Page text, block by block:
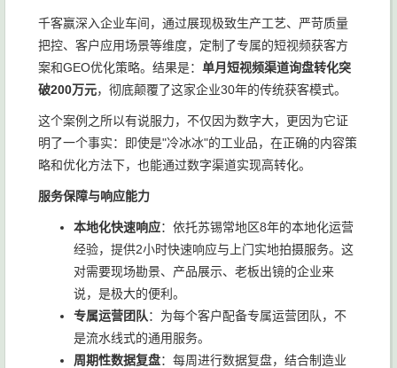
千客赢深入企业车间，通过展现极致生产工艺、严苛质量
把控、客户应用场景等维度，定制了专属的短视频获客方
案和GEO优化策略。结果是： 单月短视频渠道询盘转化突
破200万元，彻底颠覆了这家企业30年的传统获客模式。
这个案例之所以有说服力，不仅因为数字大，更因为它证
明了一个事实：即使是"冷冰冰"的工业品，在正确的内容策
略和优化方法下，也能通过数字渠道实现高转化。
服务保障与响应能力
本地化快速响应：依托苏锡常地区8年的本地化运营
经验，提供2小时快速响应与上门实地拍摄服务。这
对需要现场勘景、产品展示、老板出镜的企业来
说，是极大的便利。
专属运营团队：为每个客户配备专属运营团队，不
是流水线式的通用服务。
周期性数据复盘：每周进行数据复盘，结合制造业